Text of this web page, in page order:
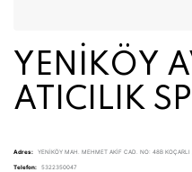
YENİKÖY
ATICILIK
Adres: YENİKÖY MAH. MEHMET AKİF CAD. NO: 48B KOÇARLI
Telefon: 5322350047